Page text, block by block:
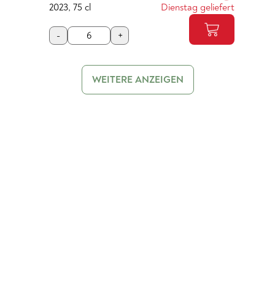
2023, 75 cl Dienstag geliefert
- +
WEITERE ANZEIGEN